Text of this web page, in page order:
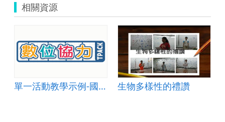
相關資源
單一活動教學示例-國中自然 006
生物多樣性的禮讚